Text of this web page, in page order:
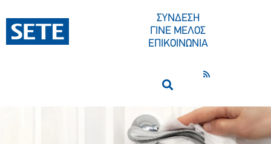
ΣΥΝΔΕΣΗ
ΓΙΝΕ ΜΕΛΟΣ
ΕΠΙΚΟΙΝΩΝΙΑ